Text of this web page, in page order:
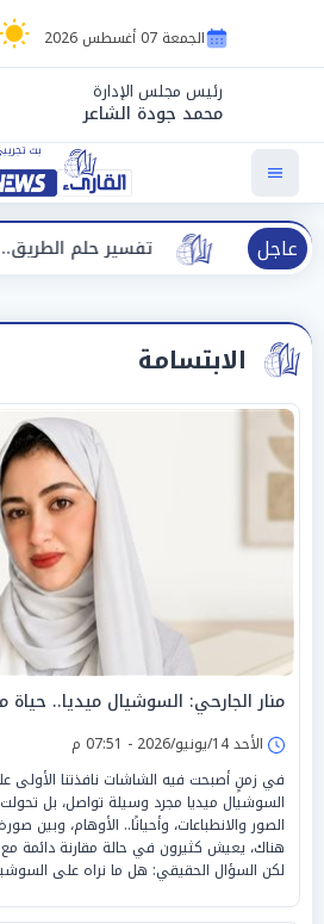
الجمعة 07 أغسطس 2026
رئيس مجلس الإدارة
محمد جودة الشاعر
عاجل تفسير حلم الطريق.. دلالات
الابتسامة
منار الجارحي: السوشيال ميديا.. حياة
الأحد 14/يونيو/2026 - 07:51 م
في زمنٍ أصبحت فيه الشاشات نافذتنا الأولى
السوشيال ميديا مجرد وسيلة تواصل، بل
الصور والانطباعات، وأحيانًا.. الأوهام، وبين
هناك، يعيش كثيرون في حالة مقارنة دائمة
لكن السؤال الحقيقي: هل ما نراه على